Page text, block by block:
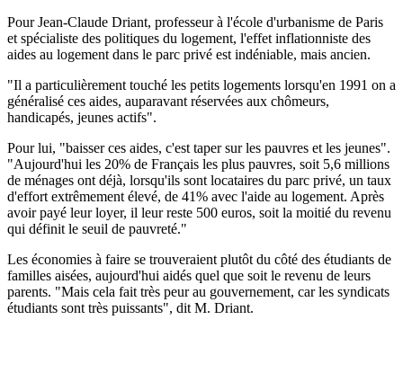
Pour Jean-Claude Driant, professeur à l'école d'urbanisme de Paris
et spécialiste des politiques du logement, l'effet inflationniste des
aides au logement dans le parc privé est indéniable, mais ancien.
"Il a particulièrement touché les petits logements lorsqu'en 1991 on a
généralisé ces aides, auparavant réservées aux chômeurs,
handicapés, jeunes actifs".
Pour lui, "baisser ces aides, c'est taper sur les pauvres et les jeunes".
"Aujourd'hui les 20% de Français les plus pauvres, soit 5,6 millions
de ménages ont déjà, lorsqu'ils sont locataires du parc privé, un taux
d'effort extrêmement élevé, de 41% avec l'aide au logement. Après
avoir payé leur loyer, il leur reste 500 euros, soit la moitié du revenu
qui définit le seuil de pauvreté."
Les économies à faire se trouveraient plutôt du côté des étudiants de
familles aisées, aujourd'hui aidés quel que soit le revenu de leurs
parents. "Mais cela fait très peur au gouvernement, car les syndicats
étudiants sont très puissants", dit M. Driant.